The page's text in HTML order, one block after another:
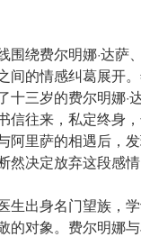
围绕费尔明娜·达萨
间的情感纠葛展开
十三岁的费尔明娜·
信往来，私定终身
阿里萨的相遇后，
然决定放弃这段感
生出身名门望族，
的对象。费尔明娜